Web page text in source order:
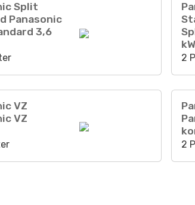
Split
Panasonic
3,6
kW
2
VZ
VZ
2